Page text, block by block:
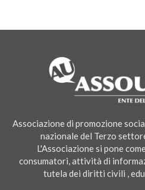
Associazione di promozione
nazionale del Terzo
L'Associazione si pone
consumatori, attività di
tutela dei diritti civili ,